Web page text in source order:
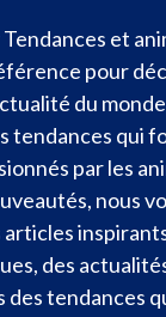
et
pour
du
tendances qui
par les
nous
des
des tendances